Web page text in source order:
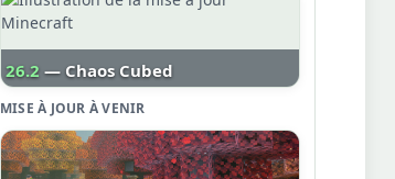
26.2 — Chaos Cubed
MISE À JOUR À VENIR